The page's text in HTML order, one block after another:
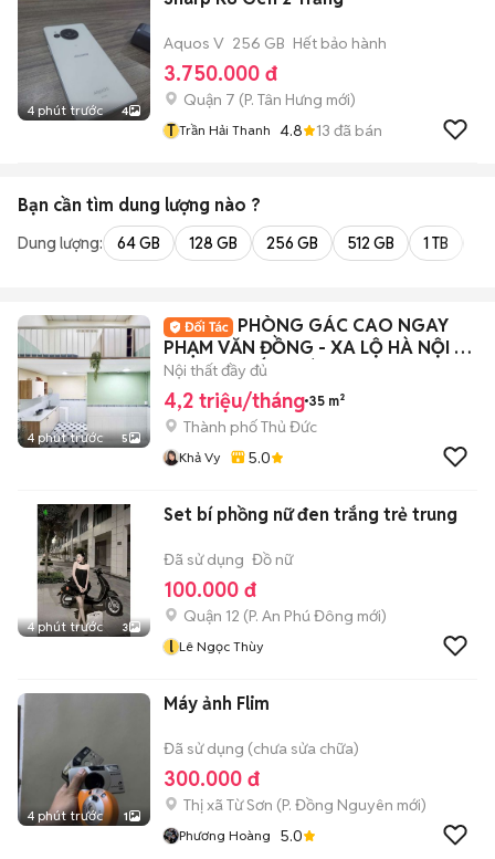
4 phút trước 4
Aquos V 256 GB Hết bảo hành
3.750.000 đ
Quận 7 (P. Tân Hưng mới)
T Trần Hải Thanh 4.8 13 đã bán
Bạn cần tìm dung lượng nào ?
Dung lượng: 64 GB 128 GB 256 GB 512 GB 1 TB
4 phút trước 5
PHÒNG GÁC CAO NGAY
PHẠM VĂN ĐỒNG - XA LỘ HÀ NỘI -
ĐẠI HỌC KIẾN TRÚC
Nội thất đầy đủ
4,2 triệu/tháng 35 m²
Thành phố Thủ Đức
Khả Vy 5.0
4 phút trước 3
Set bí phồng nữ đen trắng trẻ trung
Đã sử dụng Đồ nữ
100.000 đ
Quận 12 (P. An Phú Đông mới)
l Lê Ngọc Thùy
4 phút trước 1
Máy ảnh Flim
Đã sử dụng (chưa sửa chữa)
300.000 đ
Thị xã Từ Sơn (P. Đồng Nguyên mới)
Phương Hoàng 5.0